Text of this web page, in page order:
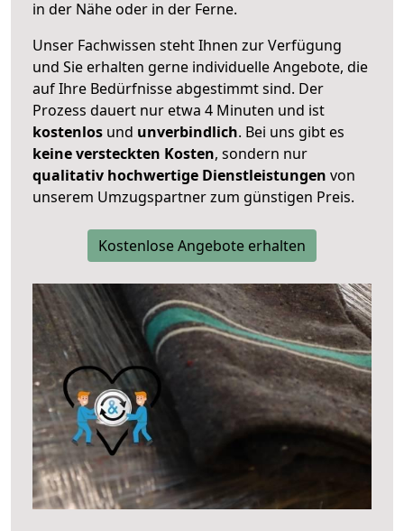
in der Nähe oder in der Ferne.
Unser Fachwissen steht Ihnen zur Verfügung
und Sie erhalten gerne individuelle Angebote, die
auf Ihre Bedürfnisse abgestimmt sind. Der
Prozess dauert nur etwa 4 Minuten und ist
kostenlos und unverbindlich. Bei uns gibt es
keine versteckten Kosten, sondern nur
qualitativ hochwertige Dienstleistungen von
unserem Umzugspartner zum günstigen Preis.
Kostenlose Angebote erhalten